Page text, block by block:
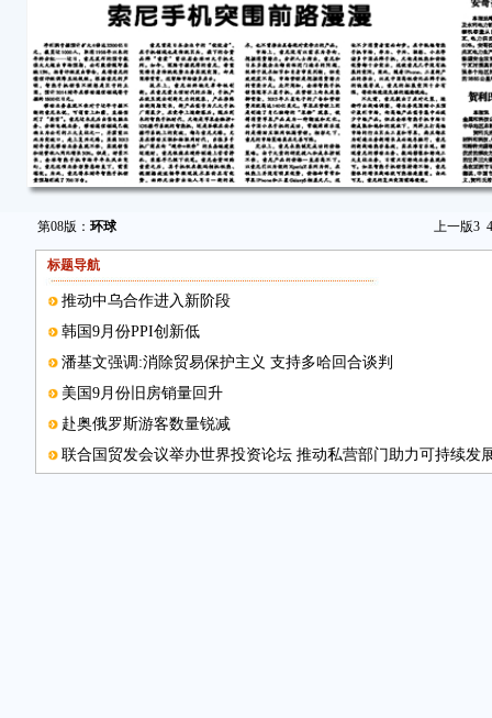
第08版： 环球 上一版3 4
标题导航
推动中乌合作进入新阶段
韩国9月份PPI创新低
潘基文强调:消除贸易保护主义 支持多哈回合谈判
美国9月份旧房销量回升
赴奥俄罗斯游客数量锐减
联合国贸发会议举办世界投资论坛 推动私营部门助力可持续发